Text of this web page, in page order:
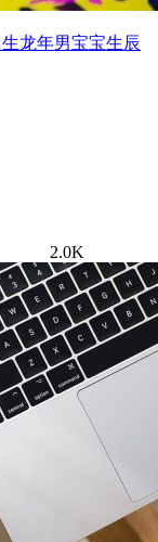
龙年男宝宝生辰
2.0K